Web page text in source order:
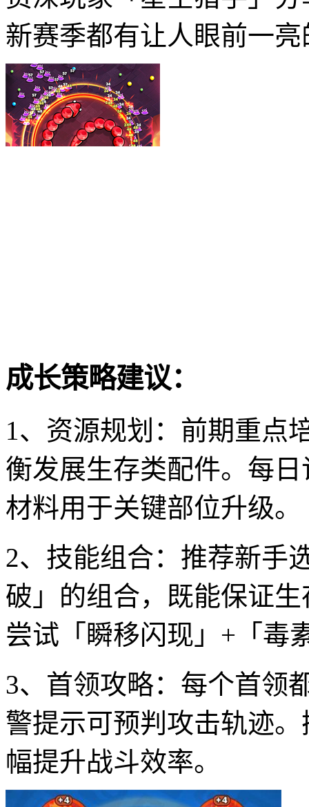
新赛季都有让人眼前一
成长策略建议：
1、资源规划：前期重点
衡发展生存类配件。每
材料用于关键部位升级。
2、技能组合：推荐新手
破」的组合，既能保证
尝试「瞬移闪现」+「毒
3、首领攻略：每个首领
警提示可预判攻击轨迹
幅提升战斗效率。